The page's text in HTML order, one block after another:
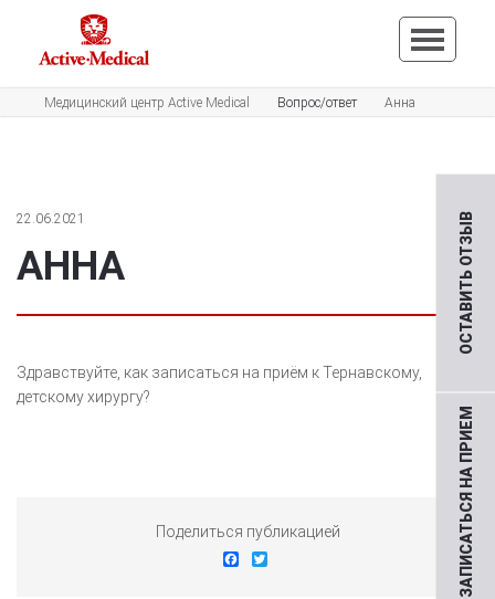
ЗАПИСАТЬСЯ НА ПРИЕМ
ОСТАВИТЬ ОТЗЫВ
Медицинский центр Active Medical Вопрос/ответ Анна
22.06.2021
АННА
Здравствуйте, как записаться на приём к Тернавскому,
детскому хирургу?
Поделиться публикацией
Facebook